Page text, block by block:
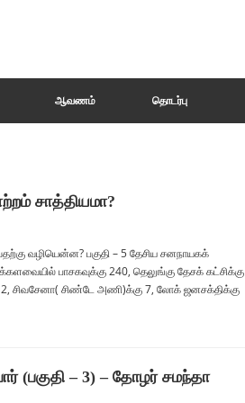
ஆவணம் தொடர்பு
சாத்தியமா?
வழியென்ன? பகுதி – 5 தேசிய சனநாயகக்
பாசகவுக்கு 240, தெலுங்கு தேசக் கட்சிக்கு
சிவசேனா( சிண்டே அணி)க்கு 7, லோக் ஜனசக்திக்கு
(பகுதி – 3) – தோழர் சமந்தா